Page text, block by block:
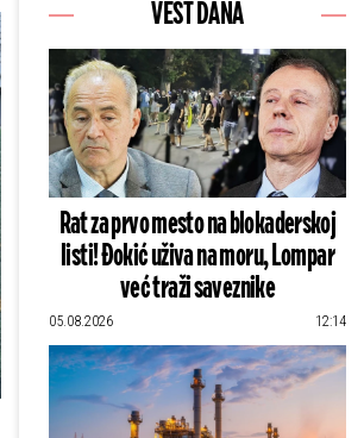
VEST DANA
Rat za prvo mesto na blokaderskoj
listi! Đokić uživa na moru, Lompar
već traži saveznike
05.08.2026 12:14